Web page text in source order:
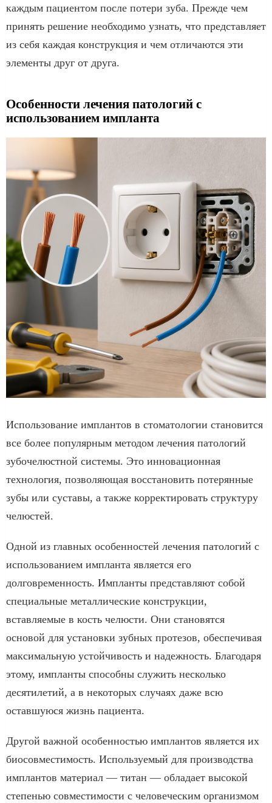
каждым пациентом после потери зуба. Прежде чем
принять решение необходимо узнать, что представляет
из себя каждая конструкция и чем отличаются эти
элементы друг от друга.
Особенности лечения патологий с
использованием импланта
Использование имплантов в стоматологии становится
все более популярным методом лечения патологий
зубочелюстной системы. Это инновационная
технология, позволяющая восстановить потерянные
зубы или суставы, а также корректировать структуру
челюстей.
Одной из главных особенностей лечения патологий с
использованием импланта является его
долговременность. Импланты представляют собой
специальные металлические конструкции,
вставляемые в кость челюсти. Они становятся
основой для установки зубных протезов, обеспечивая
максимальную устойчивость и надежность. Благодаря
этому, импланты способны служить несколько
десятилетий, а в некоторых случаях даже всю
оставшуюся жизнь пациента.
Другой важной особенностью имплантов является их
биосовместимость. Используемый для производства
имплантов материал — титан — обладает высокой
степенью совместимости с человеческим организмом